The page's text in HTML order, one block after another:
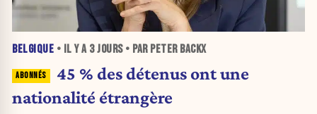
BELGIQUE • IL Y A 3 JOURS• PAR PETER BACKX
45 % des détenus ont une
nationalité étrangère